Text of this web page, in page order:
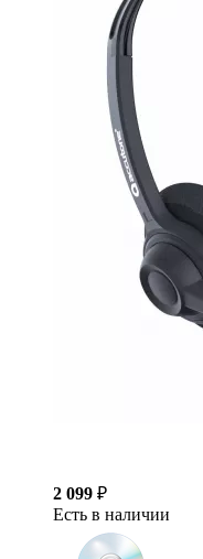
2 099 ₽
Есть в наличии